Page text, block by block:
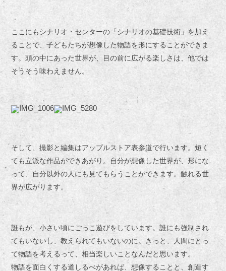
ここにもシナリオ・センターの「シナリオの基礎技術」を加え
ることで、子どもたちが想像した物語を形にすることができま
す。頭の中にあった世界が、目の前に広がる楽しさは、他では
そうそう味わえません。
そして、撮影と編集はアップルストア表参道で行います。短く
ても立派な作品ができあがり。自分が想像した世界が、形にな
って、自分以外の人にも見てもらうことができます。触れる世
界が広がります。
誰もが、小さい頃にごっこ遊びをしています。誰にも強制され
てもいないし、教えられてもいないのに。きっと、人間にとっ
て物語を考えるって、相当楽しいことなんだと思います。
物語を面白くする道しるべがあれば、想像することと、創造す